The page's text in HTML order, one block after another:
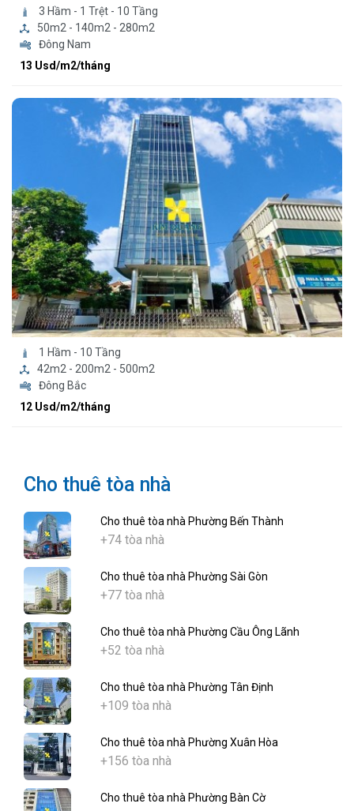
3 Hầm - 1 Trệt - 10 Tầng
50m2 - 140m2 - 280m2
Đông Nam
13 Usd/m2/tháng
1 Hầm - 10 Tầng
42m2 - 200m2 - 500m2
Đông Bắc
12 Usd/m2/tháng
Cho thuê tòa nhà
Cho thuê tòa nhà Phường Bến Thành
+74 tòa nhà
Cho thuê tòa nhà Phường Sài Gòn
+77 tòa nhà
Cho thuê tòa nhà Phường Cầu Ông Lãnh
+52 tòa nhà
Cho thuê tòa nhà Phường Tân Định
+109 tòa nhà
Cho thuê tòa nhà Phường Xuân Hòa
+156 tòa nhà
Cho thuê tòa nhà Phường Bàn Cờ